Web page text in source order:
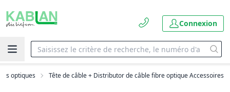
Connexion
optiques Tête de câble + Distributor de câble fibre optique Accessoires